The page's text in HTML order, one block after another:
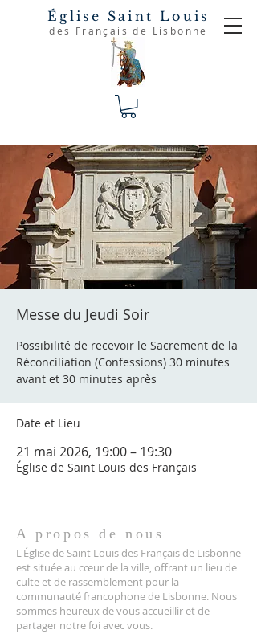
Église Saint Louis
des Français de Lisbonne
Messe du Jeudi Soir
Possibilité de recevoir le Sacrement de la
Réconciliation (Confessions) 30 minutes
avant et 30 minutes après
Date et Lieu
21 mai 2026, 19:00 – 19:30
Église de Saint Louis des Français
A propos de nous
L'Église de Saint Louis des Français de Lisbonne
est située au cœur de la ville, offrant un lieu de
culte et de rassemblement pour la
communauté francophone de Lisbonne. Nous
sommes heureux de vous accueillir et de
partager notre foi avec vous.